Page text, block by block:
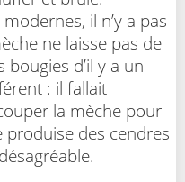
il n’y a pas
ne laisse pas de
bougies d’il y a un
: il fallait
la mèche pour
produise des cendres